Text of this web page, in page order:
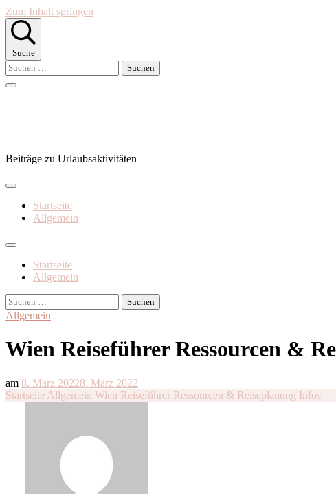
Zum Inhalt springen
Suche
Suchen
nach:
Beiträge zu Urlaubsaktivitäten
Startseite
Allgemein
Startseite
Allgemein
Suchen
nach:
Allgemein
Wien Reiseführer Ressourcen &
am 8. März 20228. März 2022
Startseite Allgemein Wien Reiseführer Ressourcen & Reiseplanung Infos